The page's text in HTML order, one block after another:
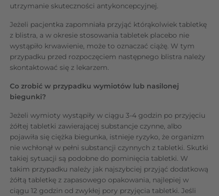
utrzymanie skuteczności antykoncepcyjnej.
Jeżeli pacjentka zapomniała przyjąć którąkolwiek tabletkę
z blistra, a w okresie stosowania tabletek placebo nie
wystąpiło krwawienie, może to oznaczać ciążę. W tym
przypadku przed rozpoczęciem następnego blistra należy
skontaktować się z lekarzem.
Co zrobić w przypadku wymiotów lub nasilonej
biegunki?
Jeżeli wymioty wystąpiły w ciągu 3-4 godzin po przyjęciu
żółtej tabletki zawierającej substancje czynne, albo
pojawiła się ciężka biegunka, istnieje ryzyko, że organizm
nie wchłonął w pełni substancji czynnych z tabletki. Skutki
takiej sytuacji są podobne do pominięcia tabletki. W
takim przypadku należy jak najszybciej przyjąć dodatkową
żółtą tabletkę z zapasowego opakowania, najlepiej w
ciągu 12 godzin od zwykłej pory przyjęcia tabletki. Jeśli